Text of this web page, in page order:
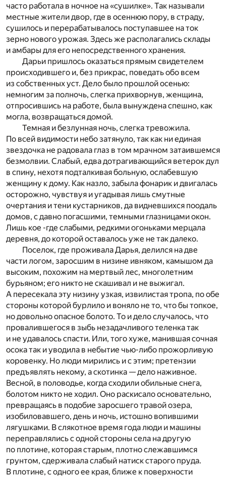
часто работала в ночное на «сушилке». Так называли
местные жители двор, где в осеннюю пору, в страду,
сушилось и перерабатывалось поступавшее на ток
зерно нового урожая. Здесь же располагались склады
и амбары для его непосредственного хранения.
Дарьи пришлось оказаться прямым свидетелем
происходившего и, без прикрас, поведать обо всем
из собственных уст. Дело было прошлой осенью:
немногим за полночь, слегка прихворнув, женщина,
отпросившись на работе, была вынуждена спешно, как
могла, возвращаться домой.
Темная и безлунная ночь, слегка тревожила.
По всей видимости небо затянуло, так как ни единая
звездочка не радовала глаз в том мрачном затаившемся
безмолвии. Слабый, едва дотрагивающийся ветерок дул
в спину, нехотя подталкивая больную, ослабевшую
женщину к дому. Как назло, забыла фонарик и двигалась
осторожно, чувствуя и угадывая лишь смутные
очертания и тени кустарников, да видневшихся поодаль
домов, с давно погасшими, темными глазницами окон.
Лишь кое -где слабыми, редкими огоньками мерцала
деревня, до которой оставалось уже не так далеко.
Поселок, где проживала Дарья, делился на две
части логом, заросшим в низине ивняком, камышом да
высоким, похожим на мертвый лес, многолетним
бурьяном; его никто не скашивал и не выжигал.
А пересекала эту низину узкая, извилистая тропа, по обе
стороны которой бурлило и воняло не то, что бы топкое,
но довольно опасное болото. То и дело случалось, что
провалившегося в зыбь незадачливого теленка так
и не удавалось спасти. Или, того хуже, манившая сочная
осока так и уводила в небытие чью-либо прожорливую
коровенку. Но люди мирились и с этим; претензии
предъявлять некому, а скотинка — дело наживное.
Весной, в половодье, когда сходили обильные снега,
болотом никто не ходил. Оно раскисало основательно,
превращаясь в подобие заросшего травой озера,
изобиловавшего, день и ночь, истошно вопившими
лягушками. В слякотное время года люди и машины
переправлялись с одной стороны села на другую
по плотине, которая старым, плотно слежавшимся
грунтом, сдерживала слабый натиск старого пруда.
В плотине, с одного ее края, ближе к поверхности